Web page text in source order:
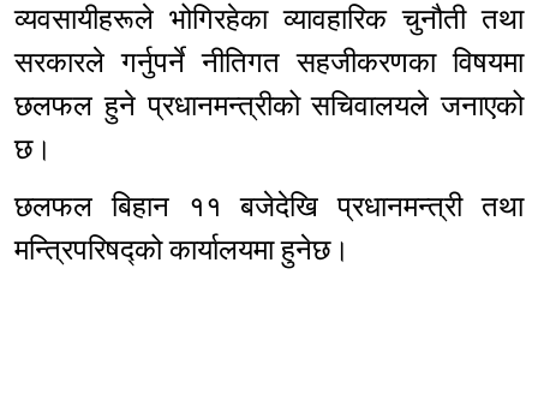
व्यवसायीहरूले भोगिरहेका व्यावहारिक चुनौती तथा
सरकारले गर्नुपर्ने नीतिगत सहजीकरणका विषयमा
छलफल हुने प्रधानमन्त्रीको सचिवालयले जनाएको
छ।
छलफल बिहान ११ बजेदेखि प्रधानमन्त्री तथा
मन्त्रिपरिषद्को कार्यालयमा हुनेछ।